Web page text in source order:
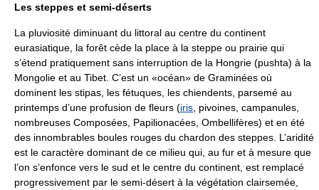
Les steppes et semi-déserts
La pluviosité diminuant du littoral au centre du continent
eurasiatique, la forêt cède la place à la steppe ou prairie qui
s’étend pratiquement sans interruption de la Hongrie (pushta) à la
Mongolie et au Tibet. C’est un «océan» de Graminées où
dominent les stipas, les fétuques, les chiendents, parsemé au
printemps d’une profusion de fleurs (iris , pivoines, campanules,
nombreuses Composées, Papilionacées, Ombellifères) et en été
des innombrables boules rouges du chardon des steppes. L’aridité
est le caractère dominant de ce milieu qui, au fur et à mesure que
l’on s’enfonce vers le sud et le centre du continent, est remplacé
progressivement par le semi-désert à la végétation clairsemée,